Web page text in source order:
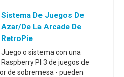
Sistema De Juegos De
Azar/de La Arcade De
RetroPie
Juego o sistema con una
Raspberry PI 3 de juegos de
de sobremesa - pueden